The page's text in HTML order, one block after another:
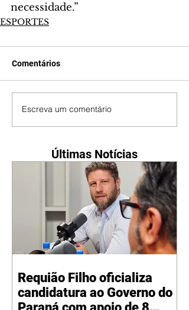
necessidade.”
ESPORTES
Comentários
Escreva um comentário
Últimas Notícias
Requião Filho oficializa
candidatura ao Governo do